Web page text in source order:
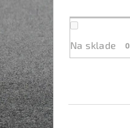
Na sklade 0